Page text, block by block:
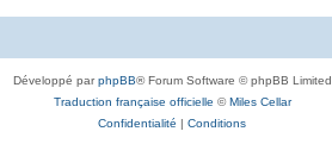
Développé parphpBB® Forum Software © phpBB Limited
Traduction française officielle ©Miles Cellar
Confidentialité | Conditions